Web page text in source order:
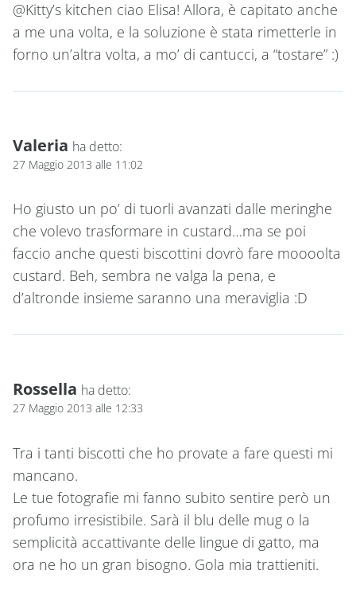
@Kitty’s kitchen ciao Elisa! Allora, è capitato anche
a me una volta, e la soluzione è stata rimetterle in
forno un’altra volta, a mo’ di cantucci, a “tostare” :)
Valeria ha detto:
27 Maggio 2013 alle 11:02
Ho giusto un po’ di tuorli avanzati dalle meringhe
che volevo trasformare in custard…ma se poi
faccio anche questi biscottini dovrò fare moooolta
custard. Beh, sembra ne valga la pena, e
d’altronde insieme saranno una meraviglia :D
Rossella ha detto:
27 Maggio 2013 alle 12:33
Tra i tanti biscotti che ho provate a fare questi mi
mancano.
Le tue fotografie mi fanno subito sentire però un
profumo irresistibile. Sarà il blu delle mug o la
semplicità accattivante delle lingue di gatto, ma
ora ne ho un gran bisogno. Gola mia trattieniti.